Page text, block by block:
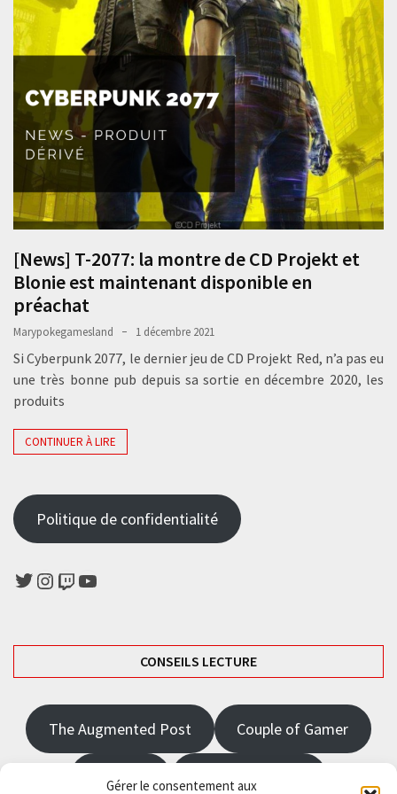
Gérer le consentement aux
[News] T-2077: la montre de CD Projekt et
Blonie est maintenant disponible en
préachat
Marypokegamesland 1 décembre 2021
Si Cyberpunk 2077, le dernier jeu de CD Projekt Red, n’a pas eu
une très bonne pub depuis sa sortie en décembre 2020, les
produits
CONTINUER À LIRE
Politique de confidentialité
Twitter
Instagram
TwitchYouTube
CONSEILS LECTURE
The Augmented Post Couple of Gamer
JRPGFR State of Gaming